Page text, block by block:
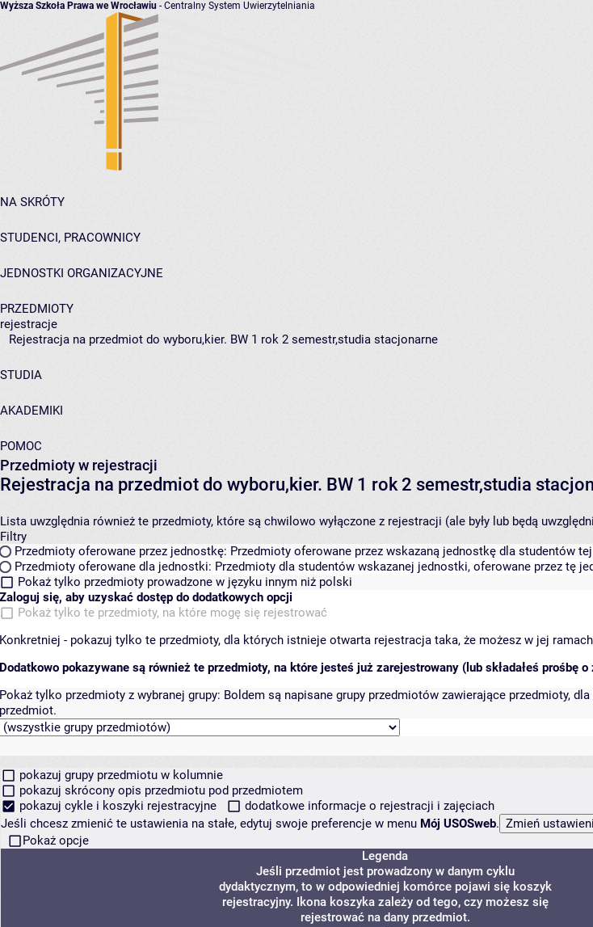
Wyższa Szkoła Prawa we Wrocławiu - Centralny System Uwierzytelniania
NA SKRÓTY
STUDENCI, PRACOWNICY
JEDNOSTKI ORGANIZACYJNE
PRZEDMIOTY
rejestracje
Rejestracja na przedmiot do wyboru,kier. BW 1 rok 2 semestr,studia stacjonarne
STUDIA
AKADEMIKI
POMOC
Przedmioty w rejestracji
Rejestracja na przedmiot do wyboru,kier. BW 1 rok 2 semestr,studia
Lista uwzględnia również te przedmioty, które są chwilowo wyłączone z rejestracji (ale były lub będą
Filtry
Przedmioty oferowane przez jednostkę: Przedmioty oferowane przez wskazaną jednostkę dla studentów
Przedmioty oferowane dla jednostki: Przedmioty dla studentów wskazanej jednostki, oferowane przez tę
Pokaż tylko przedmioty prowadzone w języku innym niż polski
Zaloguj się, aby uzyskać dostęp do dodatkowych opcji
Pokaż tylko te przedmioty, na które mogę się rejestrować
Konkretniej - pokazuj tylko te przedmioty, dla których istnieje otwarta rejestracja taka, że możesz w jej
Dodatkowo pokazywane są również te przedmioty, na które jesteś już zarejestrowany (lub składałeś prośbę
Pokaż tylko przedmioty z wybranej grupy: Boldem są napisane grupy przedmiotów zawierające przedmioty,
przedmiot.
pokazuj grupy przedmiotu w kolumnie
pokazuj skrócony opis przedmiotu pod przedmiotem
pokazuj cykle i koszyki rejestracyjne
dodatkowe informacje o rejestracji i zajęciach
Jeśli chcesz zmienić te ustawienia na stałe, edytuj swoje preferencje w menu Mój USOSweb.
Pokaż opcje
Legenda
Jeśli przedmiot jest prowadzony w danym cyklu
dydaktycznym, to w odpowiedniej komórce pojawi się koszyk
rejestracyjny. Ikona koszyka zależy od tego, czy możesz się
rejestrować na dany przedmiot.